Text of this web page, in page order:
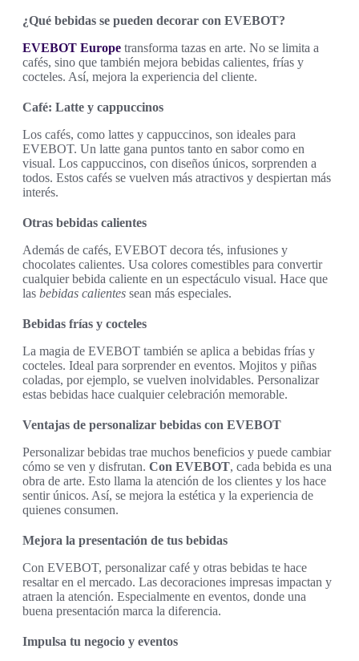
¿Qué bebidas se pueden decorar con EVEBOT?
EVEBOT Europe transforma tazas en arte. No se limita a
cafés, sino que también mejora bebidas calientes, frías y
cocteles. Así, mejora la experiencia del cliente.
Café: Latte y cappuccinos
Los cafés, como lattes y cappuccinos, son ideales para
EVEBOT. Un latte gana puntos tanto en sabor como en
visual. Los cappuccinos, con diseños únicos, sorprenden a
todos. Estos cafés se vuelven más atractivos y despiertan más
interés.
Otras bebidas calientes
Además de cafés, EVEBOT decora tés, infusiones y
chocolates calientes. Usa colores comestibles para convertir
cualquier bebida caliente en un espectáculo visual. Hace que
las bebidas calientes sean más especiales.
Bebidas frías y cocteles
La magia de EVEBOT también se aplica a bebidas frías y
cocteles. Ideal para sorprender en eventos. Mojitos y piñas
coladas, por ejemplo, se vuelven inolvidables. Personalizar
estas bebidas hace cualquier celebración memorable.
Ventajas de personalizar bebidas con EVEBOT
Personalizar bebidas trae muchos beneficios y puede cambiar
cómo se ven y disfrutan. Con EVEBOT, cada bebida es una
obra de arte. Esto llama la atención de los clientes y los hace
sentir únicos. Así, se mejora la estética y la experiencia de
quienes consumen.
Mejora la presentación de tus bebidas
Con EVEBOT, personalizar café y otras bebidas te hace
resaltar en el mercado. Las decoraciones impresas impactan y
atraen la atención. Especialmente en eventos, donde una
buena presentación marca la diferencia.
Impulsa tu negocio y eventos